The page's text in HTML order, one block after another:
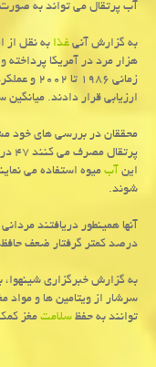
آب پرتقال می تواند به
به گزارش آنیغذا
هزار مرد در آمریكا پرداخته
زمانی
ارزیابی قرار دادند. میانگین سنی این
محققان در بررسی های خود
اینآبمیوه استفاده می
شوند.
درصد كمتر گرفتار ضعف
به گزارش خبرگزاری شینهوا،
سرشار از ویتامین ها و
توانند به حفظسلامتمغز كمك